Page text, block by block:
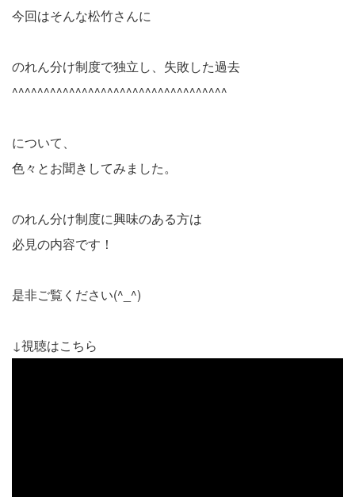
今回はそんな松竹さんに
のれん分け制度で独立し、失敗した過去
^^^^^^^^^^^^^^^^^^^^^^^^^^^^^^^^^^
について、
色々とお聞きしてみました。
のれん分け制度に興味のある方は
必見の内容です！
是非ご覧ください(^_^)
↓視聴はこちら